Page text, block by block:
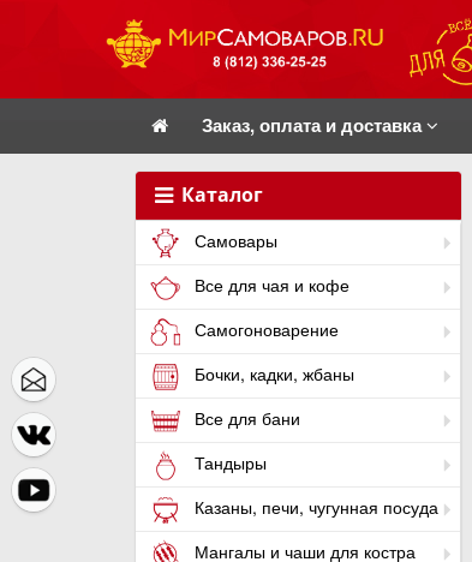
Заказ, оплата и доставка
Каталог
Самовары
Все для чая и кофе
Самогоноварение
Бочки, кадки, жбаны
Все для бани
Тандыры
Казаны, печи, чугунная посуда
Мангалы и чаши для костра